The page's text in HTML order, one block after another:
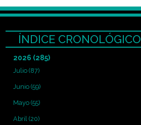
ÍNDICE CRONOLÓGICO
2026 (285)
Julio (87)
Junio (59)
Mayo (55)
Abril (20)